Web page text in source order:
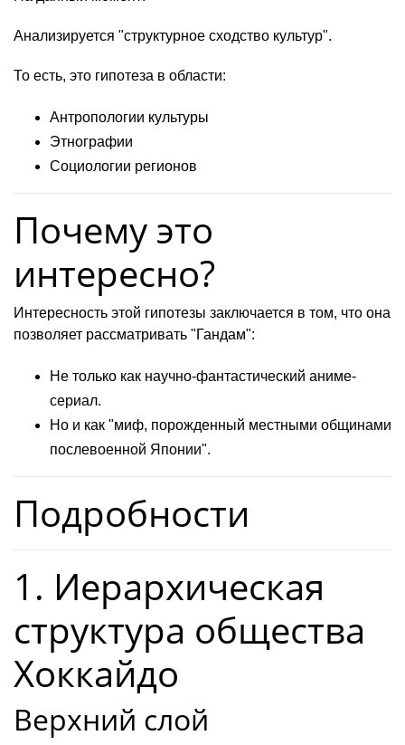
Анализируется "структурное сходство культур".
То есть, это гипотеза в области:
Антропологии культуры
Этнографии
Социологии регионов
Почему это
интересно?
Интересность этой гипотезы заключается в том, что она
позволяет рассматривать "Гандам":
Не только как научно-фантастический аниме-
сериал.
Но и как "миф, порожденный местными общинами
послевоенной Японии".
Подробности
1. Иерархическая
структура общества
Хоккайдо
Верхний слой